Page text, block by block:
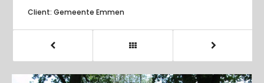
Client: Gemeente Emmen